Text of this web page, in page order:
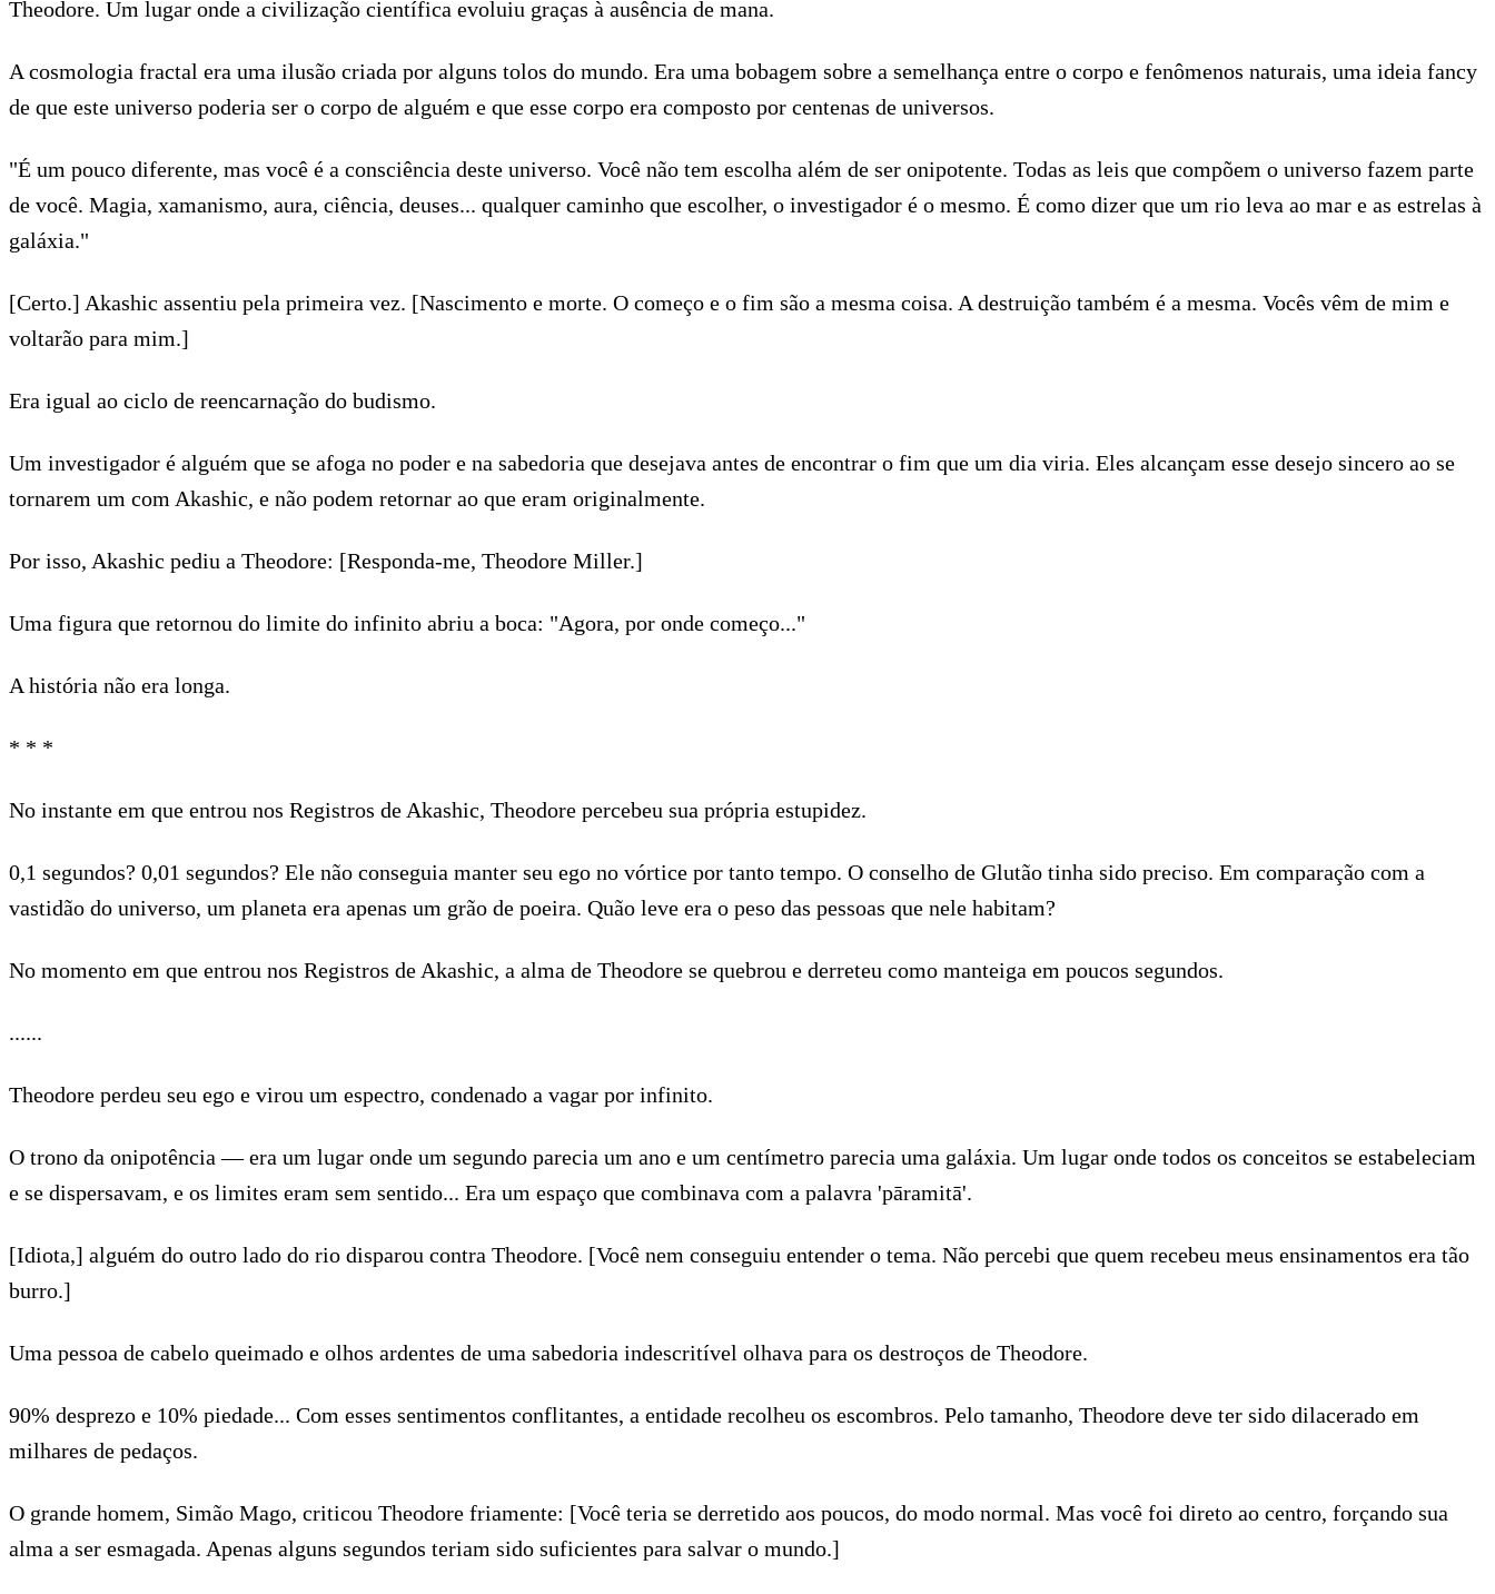
Theodore. Um lugar onde a civilização científica evoluiu graças à ausência de mana.
A cosmologia fractal era uma ilusão criada por alguns tolos do mundo. Era uma bobagem sobre a semelhança entre o corpo e fenômenos naturais, uma ideia fancy
de que este universo poderia ser o corpo de alguém e que esse corpo era composto por centenas de universos.
"É um pouco diferente, mas você é a consciência deste universo. Você não tem escolha além de ser onipotente. Todas as leis que compõem o universo fazem parte
de você. Magia, xamanismo, aura, ciência, deuses... qualquer caminho que escolher, o investigador é o mesmo. É como dizer que um rio leva ao mar e as estrelas à
galáxia."
[Certo.] Akashic assentiu pela primeira vez. [Nascimento e morte. O começo e o fim são a mesma coisa. A destruição também é a mesma. Vocês vêm de mim e
voltarão para mim.]
Era igual ao ciclo de reencarnação do budismo.
Um investigador é alguém que se afoga no poder e na sabedoria que desejava antes de encontrar o fim que um dia viria. Eles alcançam esse desejo sincero ao se
tornarem um com Akashic, e não podem retornar ao que eram originalmente.
Por isso, Akashic pediu a Theodore: [Responda-me, Theodore Miller.]
Uma figura que retornou do limite do infinito abriu a boca: "Agora, por onde começo..."
A história não era longa.
* * *
No instante em que entrou nos Registros de Akashic, Theodore percebeu sua própria estupidez.
0,1 segundos? 0,01 segundos? Ele não conseguia manter seu ego no vórtice por tanto tempo. O conselho de Glutão tinha sido preciso. Em comparação com a
vastidão do universo, um planeta era apenas um grão de poeira. Quão leve era o peso das pessoas que nele habitam?
No momento em que entrou nos Registros de Akashic, a alma de Theodore se quebrou e derreteu como manteiga em poucos segundos.
......
Theodore perdeu seu ego e virou um espectro, condenado a vagar por infinito.
O trono da onipotência — era um lugar onde um segundo parecia um ano e um centímetro parecia uma galáxia. Um lugar onde todos os conceitos se estabeleciam
e se dispersavam, e os limites eram sem sentido... Era um espaço que combinava com a palavra 'pāramitā'.
[Idiota,] alguém do outro lado do rio disparou contra Theodore. [Você nem conseguiu entender o tema. Não percebi que quem recebeu meus ensinamentos era tão
burro.]
Uma pessoa de cabelo queimado e olhos ardentes de uma sabedoria indescritível olhava para os destroços de Theodore.
90% desprezo e 10% piedade... Com esses sentimentos conflitantes, a entidade recolheu os escombros. Pelo tamanho, Theodore deve ter sido dilacerado em
milhares de pedaços.
O grande homem, Simão Mago, criticou Theodore friamente: [Você teria se derretido aos poucos, do modo normal. Mas você foi direto ao centro, forçando sua
alma a ser esmagada. Apenas alguns segundos teriam sido suficientes para salvar o mundo.]